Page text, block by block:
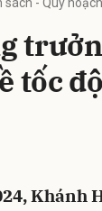
tốc
Khánh